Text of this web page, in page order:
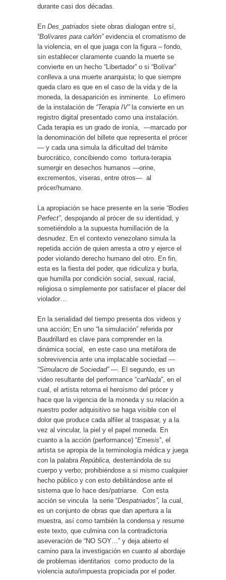
durante casi dos décadas.
En Des_patriados siete obras dialogan entre sí,
“Bolívares para cañón”evidencia el cromatismo de
la violencia, en el que juaga con la figura – fondo,
sin establecer claramente cuando la muerte se
convierte en un hecho “Libertador” o si “Bolívar”
conlleva a una muerte anarquista; lo que siempre
queda claro es que en el caso de la vida y de la
moneda, la desaparición es inminente.
Lo efímero
de la instalación de “Terapia IV”la convierte en un
registro digital presentado como una instalación.
Cada terapia es un grado de ironía, —marcado por
la denominación del billete que representa el prócer
— y cada una simula la dificultad del trámite
burocrático, concibiendo como tortura-terapia
sumergir en desechos humanos —orine,
excrementos, viseras, entre otros— al
prócer/humano.
La apropiación se hace presente en la serie “Bodies
Perfect”, despojando al prócer de su identidad, y
sometiéndolo a la supuesta humillación de la
desnudez. En el contexto venezolano simula la
repetida acción de quien arresta a otro y ejerce el
poder violando derecho humano del otro. En fin,
esta es la fiesta del poder, que ridiculiza y burla,
que humilla por condición social, sexual, racial,
religiosa o simplemente por satisfacer el placer del
violador…
En la serialidad del tiempo presenta dos videos y
una acción; En uno “la simulación” referida por
Baudrillard es clave para comprender en la
dinámica social, en este caso una metáfora de
sobrevivencia ante una implacable sociedad —
“Simulacro de Sociedad”—. El segundo, es un
video resultante del performance “carNada”, en el
cual, el artista retoma el heroísmo del prócer y
hace que la vigencia de la moneda y su relación a
nuestro poder adquisitivo se haga visible con el
dolor que produce cada alfiler al traspasar, y a la
vez al vincular, la piel y el papel moneda. En
cuanto a la acción (performance) “Emesis”, el
artista se apropia de la terminología médica y juega
con la palabra República, desterrándola de su
cuerpo y verbo; prohibiéndose a si mismo cualquier
hecho público y con esto debilitándose ante el
sistema que lo hace des/patriarse. Con esta
acción se vincula
la serie “Despatriados”, la cual,
es un conjunto de obras que dan apertura a la
muestra, así como también la condensa y resume
este texto, que culmina con la contradictoria
aseveración de “NO SOY…” y deja abierto el
camino para la investigación en cuanto al abordaje
de problemas identitarios como producto de la
violencia auto/impuesta propiciada por el poder.